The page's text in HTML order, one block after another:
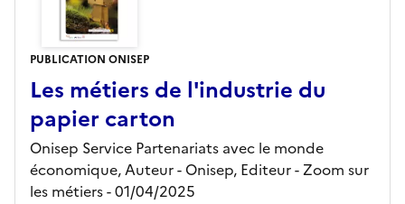
PUBLICATION ONISEP
Les métiers de l'industrie du
papier carton
Onisep Service Partenariats avec le monde
économique, Auteur - Onisep, Editeur- Zoom sur
les métiers- 01/04/2025